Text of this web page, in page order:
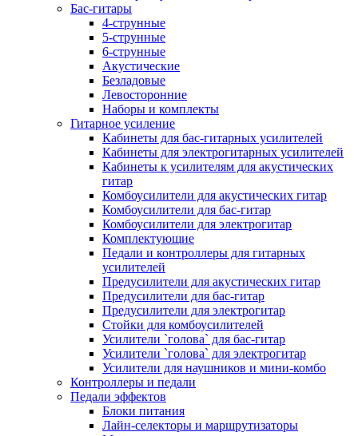
Бас-гитары
4-струнные
5-струнные
6-струнные
Акустические
Безладовые
Левосторонние
Наборы и комплекты
Гитарное усиление
Кабинеты для бас-гитарных усилителей
Кабинеты для электрогитарных усилителей
Кабинеты к усилителям для акустических
гитар
Комбоусилители для акустических гитар
Комбоусилители для бас-гитар
Комбоусилители для электрогитар
Комплектующие
Педали и контроллеры для гитарных
усилителей
Предусилители для акустических гитар
Предусилители для бас-гитар
Предусилители для электрогитар
Стойки для комбоусилителей
Усилители `голова` для бас-гитар
Усилители `голова` для электрогитар
Усилители для наушников и мини-комбо
Контроллеры и педали
Педали эффектов
Блоки питания
Лайн-селекторы и маршрутизаторы